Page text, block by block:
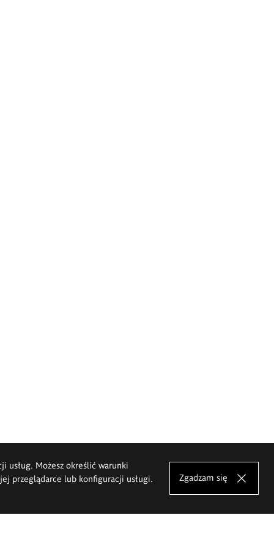
usług. Możesz określić warunki
przeglądarce lub konfiguracji usługi.
Zgadzam się